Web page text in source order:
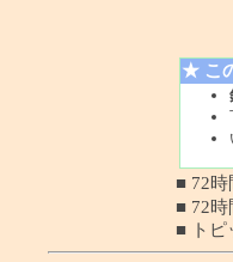
★ こ
■ 72
■ 72
■ トピ